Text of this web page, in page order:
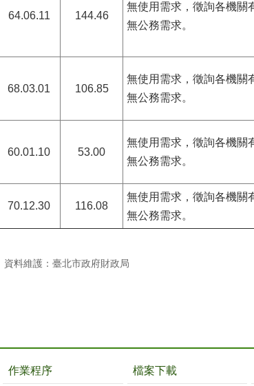
64.06.11 144.46
無使用需求，徵詢各機關
無公務需求。
68.03.01 106.85
無使用需求，徵詢各機關
無公務需求。
60.01.10 53.00
無使用需求，徵詢各機關
無公務需求。
70.12.30 116.08
無使用需求，徵詢各機關
無公務需求。
資料維護：臺北市政府財政局
作業程序 檔案下載